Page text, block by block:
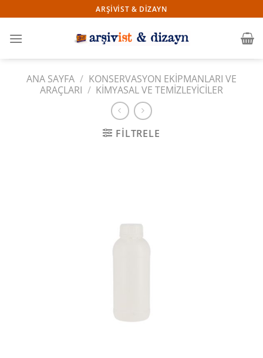
atla
ARŞIVIST & DIZAYN
ANA SAYFA / KONSERVASYON EKIPMANLARI VE
ARAÇLARI / KIMYASAL VE TEMIZLEYICILER
FILTRELE